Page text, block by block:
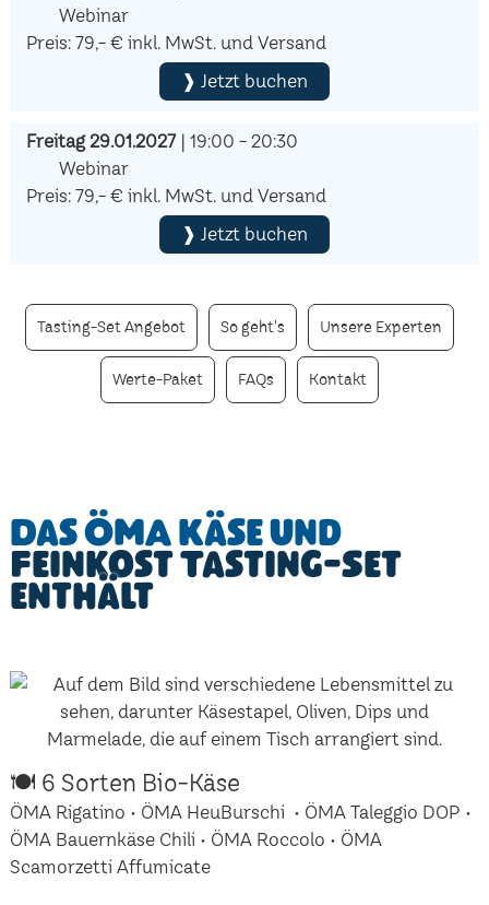
Webinar
Preis: 79,- € inkl. MwSt. und Versand
❱ Jetzt buchen
Freitag 29.01.2027| 19:00 - 20:30
Webinar
Preis: 79,- € inkl. MwSt. und Versand
❱ Jetzt buchen
Tasting-Set Angebot So geht's Unsere Experten
Werte-Paket FAQs Kontakt
Das ÖMA Käse und
Feinkost Tasting-Set
enthält
🍽 6 Sorten Bio-Käse
ÖMA Rigatino • ÖMA HeuBurschi • ÖMA Taleggio DOP •
ÖMA Bauernkäse Chili • ÖMA Roccolo • ÖMA
Scamorzetti Affumicate